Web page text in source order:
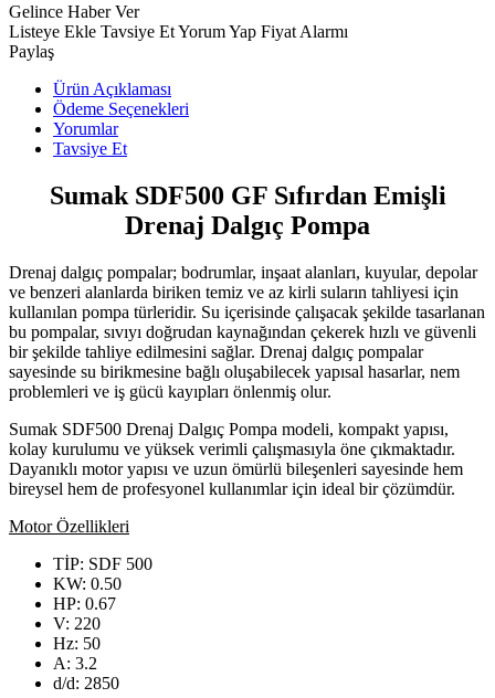
Gelince Haber Ver
Listeye Ekle Tavsiye EtYorum Yap Fiyat Alarmı
Paylaş
Ürün Açıklaması
Ödeme Seçenekleri
Yorumlar
Tavsiye Et
Sumak SDF500 GF Sıfırdan Emişli
Drenaj Dalgıç Pompa
Drenaj dalgıç pompalar; bodrumlar, inşaat alanları, kuyular, depolar
ve benzeri alanlarda biriken temiz ve az kirli suların tahliyesi için
kullanılan pompa türleridir. Su içerisinde çalışacak şekilde tasarlanan
bu pompalar, sıvıyı doğrudan kaynağından çekerek hızlı ve güvenli
bir şekilde tahliye edilmesini sağlar. Drenaj dalgıç pompalar
sayesinde su birikmesine bağlı oluşabilecek yapısal hasarlar, nem
problemleri ve iş gücü kayıpları önlenmiş olur.
Sumak SDF500 Drenaj Dalgıç Pompa modeli, kompakt yapısı,
kolay kurulumu ve yüksek verimli çalışmasıyla öne çıkmaktadır.
Dayanıklı motor yapısı ve uzun ömürlü bileşenleri sayesinde hem
bireysel hem de profesyonel kullanımlar için ideal bir çözümdür.
Motor Özellikleri
TİP: SDF 500
KW: 0.50
HP: 0.67
V: 220
Hz: 50
A: 3.2
d/d: 2850